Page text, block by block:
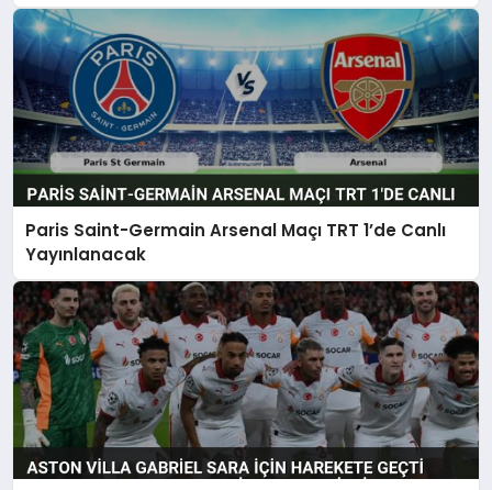
Paris Saint-Germain Arsenal Maçı TRT 1’de Canlı
Yayınlanacak